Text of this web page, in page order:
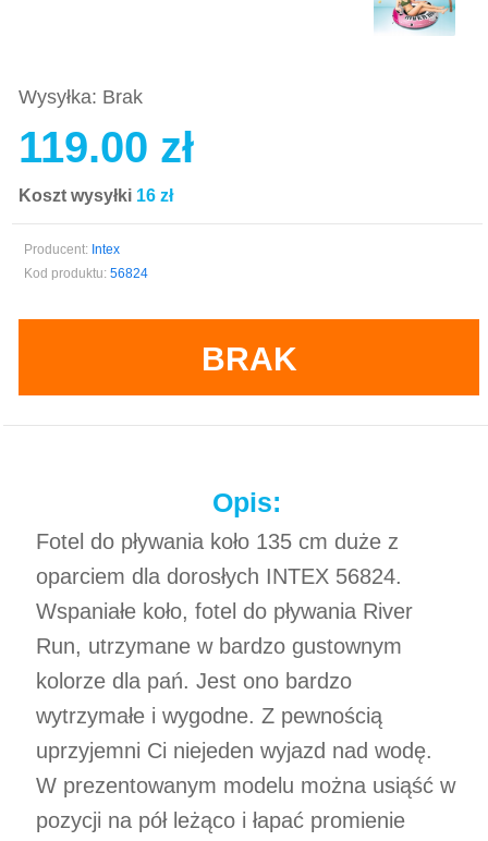
Wysyłka: Brak
BRAK
119.00 zł
Koszt wysyłki 16 zł
Producent: Intex
Kod produktu: 56824
Opis:
Fotel do pływania koło 135 cm duże z
oparciem dla dorosłych INTEX 56824.
Wspaniałe koło, fotel do pływania River
Run, utrzymane w bardzo gustownym
kolorze dla pań. Jest ono bardzo
wytrzymałe i wygodne. Z pewnością
uprzyjemni Ci niejeden wyjazd nad wodę.
W prezentowanym modelu można usiąść w
pozycji na pół leżąco i łapać promienie